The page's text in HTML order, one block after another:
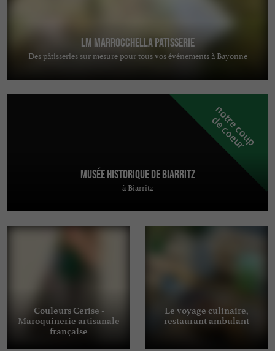
LM MARROCCHELLA PATISSERIE
Des pâtisseries sur mesure pour tous vos événements à Bayonne
n
o
t
r
e
c
o
u
p
d
e
c
o
e
u
r
Musée Historique de Biarritz
à Biarritz
Couleurs Cerise -
Maroquinerie artisanale
française
Le voyage culinaire,
restaurant ambulant